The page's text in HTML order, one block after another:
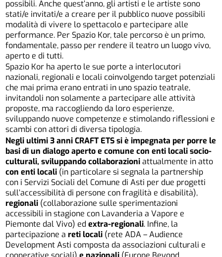
possibili. Anche quest’anno, gli artisti e le artiste sono
stati/e invitati/e a creare per il pubblico nuove possibili
modalità di vivere lo spettacolo e partecipare alle
performance. Per Spazio Kor, tale percorso è un primo,
fondamentale, passo per rendere il teatro un luogo vivo,
aperto e di tutti.
Spazio Kor ha aperto le sue porte a interlocutori
nazionali, regionali e locali coinvolgendo target potenziali
che mai prima erano entrati in uno spazio teatrale,
invitandoli non solamente a partecipare alle attività
proposte, ma raccogliendo da loro esperienze,
sviluppando nuove competenze e stimolando riflessioni e
scambi con attori di diversa tipologia.
Negli ultimi 3 anni CRAFT ETS si è impegnata per porre le
basi di un dialogo aperto e comune con enti locali socio-
culturali, sviluppando collaborazioniattualmente in atto
con enti locali (in particolare si segnala la partnership
con i Servizi Sociali del Comune di Asti per due progetti
sull’accessibilità di persone con fragilità e disabilità),
regionali (collaborazione sulle sperimentazioni
accessibili in stagione con Lavanderia a Vapore e
Piemonte dal Vivo) edextra-regionali. Infine, la
partecipazione areti locali (rete ADA – Audience
Development Asti composta da associazioni culturali e